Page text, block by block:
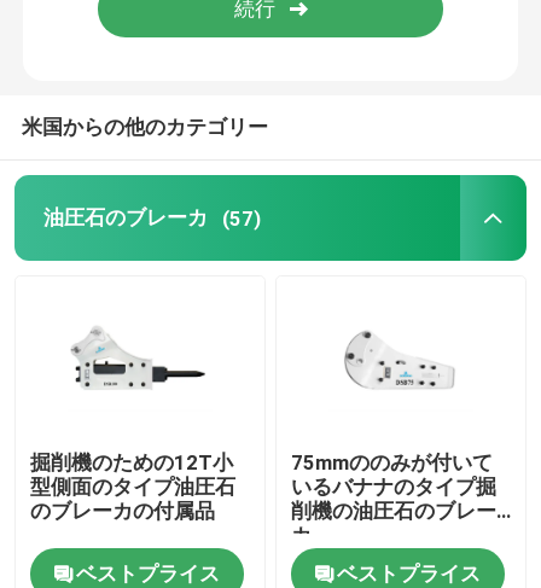
具体的な粉砕機
油圧粉砕機
使用された掘削機機械
米国からの他のカテゴリー
油圧石のブレーカ (57)
掘削機のための12T小
型側面のタイプ油圧石
のブレーカの付属品
ベストプライス
75mmののみが付いて
いるバナナのタイプ掘
削機の油圧石のブレー
カ
ベストプライス